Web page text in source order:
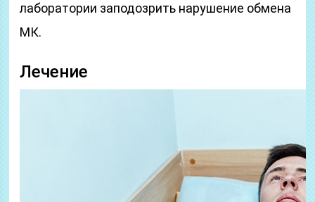
лаборатории заподозрить нарушение обмена
МК.
Лечение